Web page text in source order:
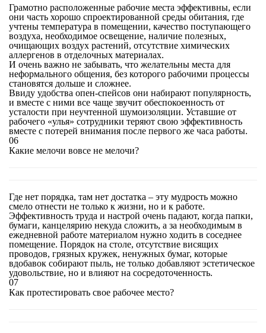
Грамотно расположенные рабочие места эффективны, если
они часть хорошо спроектированной среды обитания, где
учтены температура в помещении, качество поступающего
воздуха, необходимое освещение, наличие полезных,
очищающих воздух растений, отсутствие химических
аллергенов в отделочных материалах.
И очень важно не забывать, что желательны места для
неформального общения, без которого рабочими процессы
становятся дольше и сложнее.
Ввиду удобства опен-спейсов они набирают популярность,
и вместе с ними все чаще звучит обеспокоенность от
усталости при неучтенной шумоизоляции. Уставшие от
рабочего «улья» сотрудники теряют свою эффективность
вместе с потерей внимания после первого же часа работы.
06
Какие мелочи вовсе не мелочи?
Где нет порядка, там нет достатка – эту мудрость можно
смело отнести не только к жизни, но и к работе.
Эффективность труда и настрой очень падают, когда папки,
бумаги, канцелярию некуда сложить, а за необходимым в
ежедневной работе материалом нужно ходить в соседнее
помещение. Порядок на столе, отсутствие висящих
проводов, грязных кружек, ненужных бумаг, которые
вдобавок собирают пыль, не только добавляют эстетическое
удовольствие, но и влияют на сосредоточенность.
07
Как протестировать свое рабочее место?